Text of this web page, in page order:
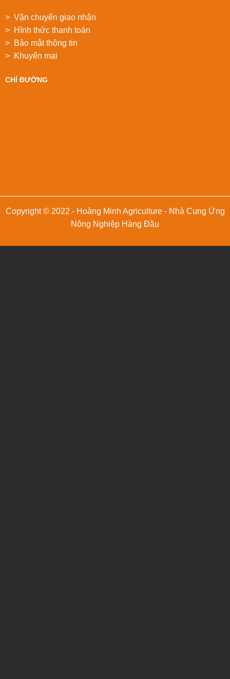
> Vận chuyển giao nhận
> Hình thức thanh toán
> Bảo mật thông tin
> Khuyển mại
CHỈ ĐƯỜNG
Copyright © 2022 - Hoàng Minh Agriculture - Nhà Cung Ứng
Nông Nghiệp Hàng Đầu